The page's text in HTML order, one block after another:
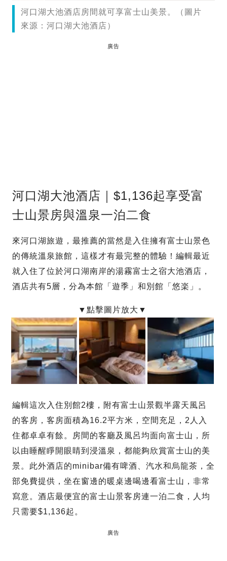
河口湖大池酒店房間就可享富士山美景。（圖片
來源：河口湖大池酒店）
廣告
河口湖大池酒店｜$1,136起享受富
士山景房與溫泉一泊二食
來河口湖旅遊，最推薦的當然是入住擁有富士山景色
的傳統溫泉旅館，這樣才有最完整的體驗！編輯最近
就入住了位於河口湖南岸的湯霧富士之宿大池酒店，
酒店共有5層，分為本館「遊季」和別館「悠楽」。
編輯這次入住別館2樓，附有富士山景觀半露天風呂
的客房，客房面積為16.2平方米，空間充足，2人入
住都卓卓有餘。房間的客廳及風呂均面向富士山，所
以由睡醒睜開眼睛到浸溫泉，都能夠欣賞富士山的美
景。此外酒店的minibar備有啤酒、汽水和烏龍茶，全
部免費提供，坐在窗邊的暖桌邊喝邊看富士山，非常
寫意。酒店最便宜的富士山景客房連一泊二食，人均
只需要$1,136起。
廣告